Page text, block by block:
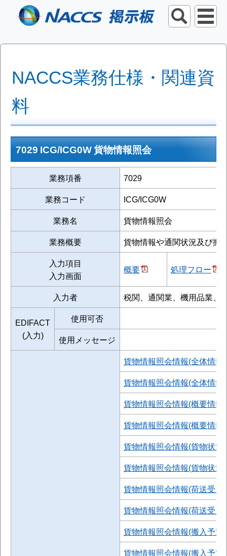
NACCS業務仕様・関連資
料
7029 ICG/ICG0W 貨物情報照会
業務項番
7029
業務コード
ICG/ICG0W
業務名
貨物情報照会
業務概要
貨物情報や通関状況及び搬
入力項目
入力画面
概要 処理フロー
入力者 税関、通関業、機用品業、
EDIFACT
(入力)
使用可否
使用メッセージ
貨物情報照会情報(全体情報)
貨物情報照会情報(全体情報
貨物情報照会情報(概要情報)
貨物情報照会情報(概要情報
貨物情報照会情報(貨物状況
貨物情報照会情報(貨物状況
貨物情報照会情報(荷送受人
貨物情報照会情報(荷送受人
貨物情報照会情報(搬入予定
貨物情報照会情報(搬入予定